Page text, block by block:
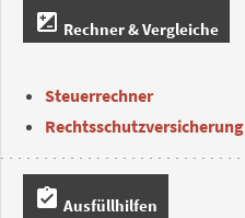
iso Rechner & Vergleiche
Steuerrechner
Rechtsschutzversicherung
assignment_turned_in Ausfüllhilfen